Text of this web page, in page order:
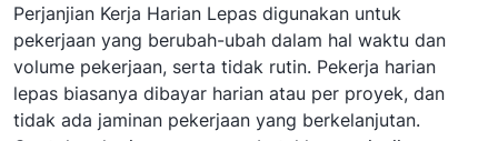
Perjanjian Kerja Harian Lepas digunakan untuk
pekerjaan yang berubah-ubah dalam hal waktu dan
volume pekerjaan, serta tidak rutin. Pekerja harian
lepas biasanya dibayar harian atau per proyek, dan
tidak ada jaminan pekerjaan yang berkelanjutan.